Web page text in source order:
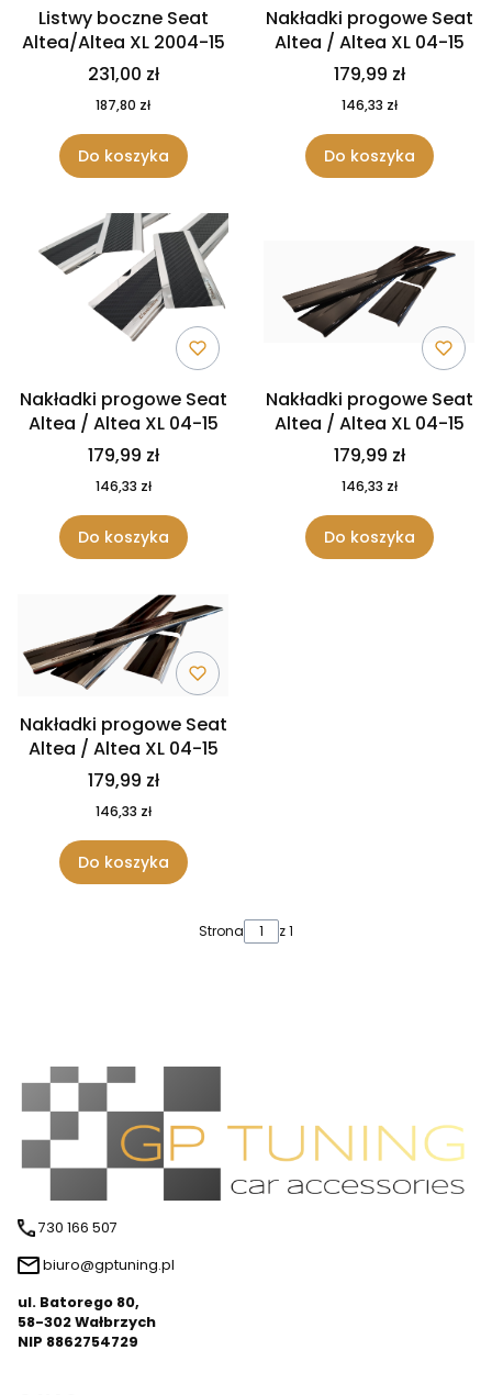
Listwy boczne Seat
Altea/Altea XL 2004-15
231,00 zł
187,80 zł
Do koszyka
Nakładki progowe Seat
Altea / Altea XL 04-15
179,99 zł
146,33 zł
Do koszyka
Nakładki progowe Seat
Altea / Altea XL 04-15
179,99 zł
146,33 zł
Do koszyka
Nakładki progowe Seat
Altea / Altea XL 04-15
179,99 zł
146,33 zł
Do koszyka
Nakładki progowe Seat
Altea / Altea XL 04-15
179,99 zł
146,33 zł
Do koszyka
Strona z 1
730 166 507
biuro@gptuning.pl
ul. Batorego 80,
58-302 Wałbrzych
NIP 8862754729